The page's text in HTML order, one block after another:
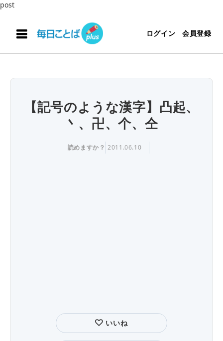
post
ログイン 会員登録
【記号のような漢字】凸起、
丶、卍、个、仝
読めますか？ 2011.06.10
いいね